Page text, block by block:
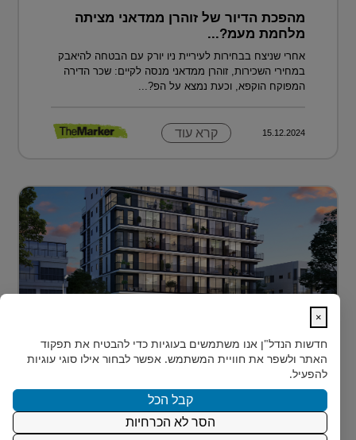
מהפכת הדיור של זוהרן ממדאני מציתה
מלחמת מעמ?...
אחרי שניצח בבחירות לעיריית ניו יורק עם הבטחה להיאבק
במחירי השכירות, זוהרן ממדאני מנסה לקיים: שכר הדירה
המפוקח הוקפא, וכעת נמצא על הפ?...
15.12.2024 קרא עוד
בלב הצפון-הישן של תל אביב, במרחק דקות הליכה ספורות
מהלוקיישנים האייקוניים ביותר בעיר, מציעה Rozio
SELECTED - מותג הי?...
15.12.2024 קרא עוד
×
חדשות הנדל"ן אנו משתמשים בעוגיות כדי להבטיח את תפקוד
האתר ולשפר את חוויית המשתמש. אפשר לבחור אילו סוגי עוגיות
להפעיל.
קבל הכל
הסר לא הכרחיות